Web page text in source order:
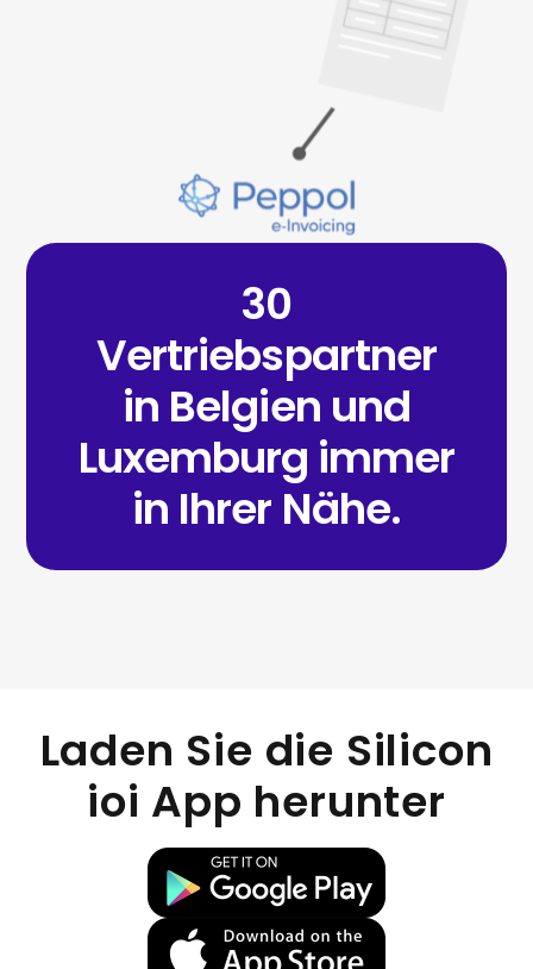
30
Vertriebspartner
in Belgien und
Luxemburg immer
in Ihrer Nähe.
Laden Sie die Silicon
ioi App herunter